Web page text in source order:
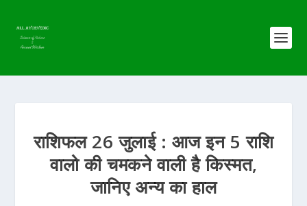
राशिफल 26 जुलाई : आज इन 5 राशि
वालो की चमकने वाली है किस्मत,
जानिए अन्य का हाल